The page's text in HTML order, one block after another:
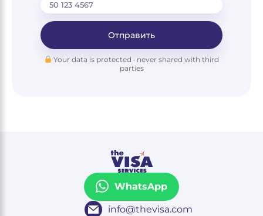
Отправить
Your data is protected · never shared with third
parties
WhatsApp
info@thevisa.com